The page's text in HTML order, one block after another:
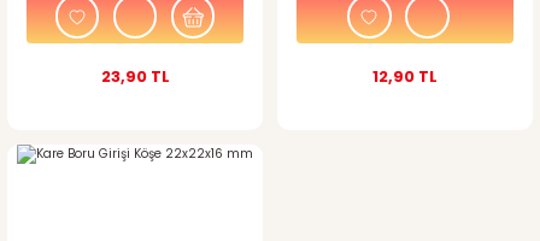
23,90 TL 12,90 TL